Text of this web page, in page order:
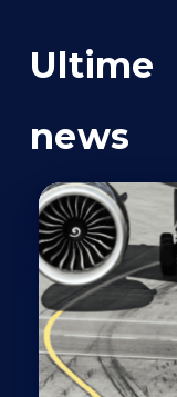
Ultime
news